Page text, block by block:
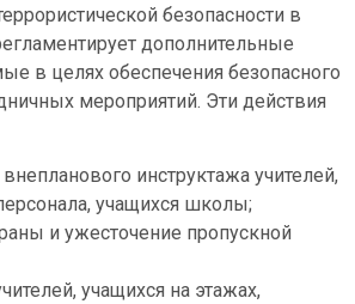
безопасности в
дополнительные
в целях обеспечения безопасного
мероприятий. Эти действия
инструктажа учителей,
учащихся школы;
и ужесточение пропускной
учащихся на этажах,